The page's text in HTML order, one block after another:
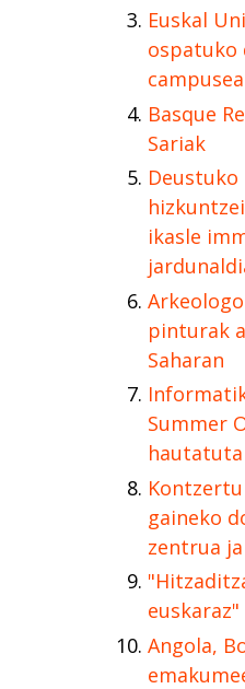
Euskal
ospatuko
Basque
Sariak
ikasle
pinturak
Saharan
Summer
gaineko
zentrua
Angola,